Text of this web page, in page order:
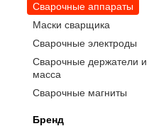
Сварочные аппараты
Маски сварщика
Сварочные электроды
Сварочные держатели и
масса
Сварочные магниты
Бренд